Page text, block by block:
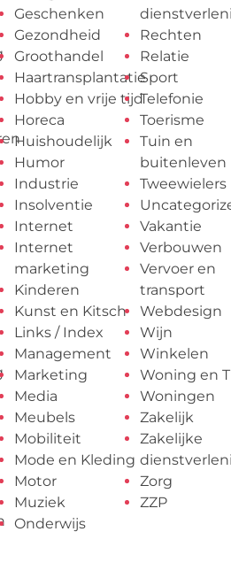
Geschenken
Gezondheid
Groothandel
Haartransplantatie
Hobby en vrije tijd
Horeca
Huishoudelijk
Humor
Industrie
Insolventie
Internet
Internet
marketing
Kinderen
Kunst en Kitsch
Links / Index
Management
Marketing
Media
Meubels
Mobiliteit
Mode en Kleding
Motor
Muziek
Onderwijs
Rechten
Relatie
Sport
Telefonie
Toerisme
Tuin en
buitenleven
Tweewielers
Vakantie
Verbouwen
Vervoer en
transport
Webdesign
Wijn
Winkelen
Woning en
Woningen
Zakelijk
Zakelijke
Zorg
ZZP